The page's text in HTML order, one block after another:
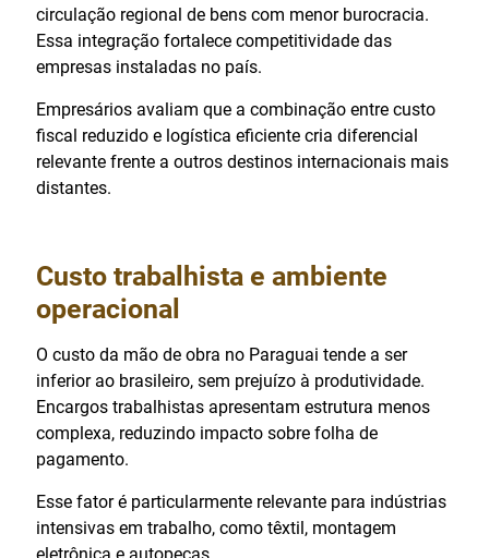
circulação regional de bens com menor burocracia.
Essa integração fortalece competitividade das
empresas instaladas no país.
Empresários avaliam que a combinação entre custo
fiscal reduzido e logística eficiente cria diferencial
relevante frente a outros destinos internacionais mais
distantes.
Custo trabalhista e ambiente
operacional
O custo da mão de obra no Paraguai tende a ser
inferior ao brasileiro, sem prejuízo à produtividade.
Encargos trabalhistas apresentam estrutura menos
complexa, reduzindo impacto sobre folha de
pagamento.
Esse fator é particularmente relevante para indústrias
intensivas em trabalho, como têxtil, montagem
eletrônica e autopeças.